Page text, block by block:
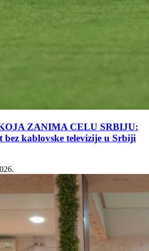
ZANIMA CELU SRBIJU:
kablovske televizije u Srbiji